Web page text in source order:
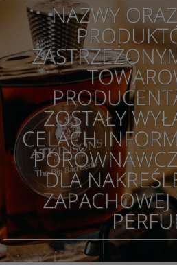
NAZWY
ZOSTAŁY
CELACH
DLA